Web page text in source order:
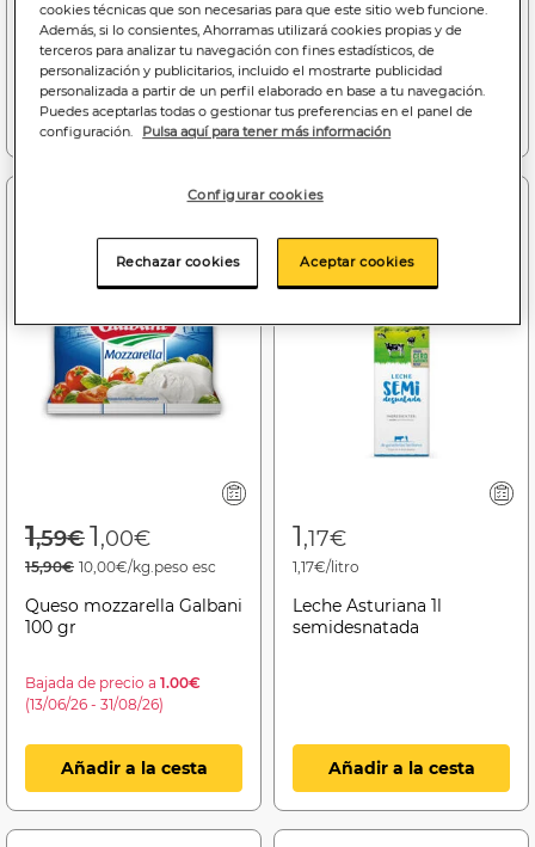
Añadir a la cesta Añadir a la cesta
Price reduced from
1,59€to
1,00€
15,90€ 10,00€/kg.peso esc
Queso mozzarella Galbani
100 gr
Bajada de precio a 1.00€
(13/06/26 - 31/08/26)
Añadir a la cesta
1,17€
1,17€/litro
Leche Asturiana 1l
semidesnatada
Añadir a la cesta
cookies técnicas que son necesarias para que este sitio web funcione.
Además, si lo consientes, Ahorramas utilizará cookies propias y de
terceros para analizar tu navegación con fines estadísticos, de
personalización y publicitarios, incluido el mostrarte publicidad
personalizada a partir de un perfil elaborado en base a tu navegación.
Puedes aceptarlas todas o gestionar tus preferencias en el panel de
configuración.
Pulsa aquí para tener más información
Configurar cookies
Rechazar cookies Aceptar cookies